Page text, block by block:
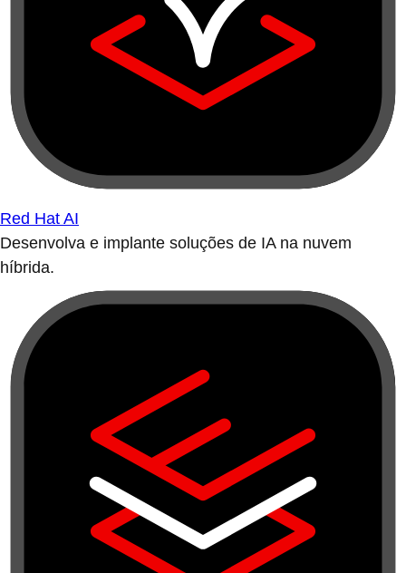
Red Hat AI
Desenvolva e implante soluções de IA na nuvem
híbrida.